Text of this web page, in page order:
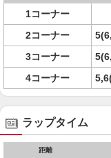
1コーナー
2コーナー
3コーナー
4コーナー
ラップタイム
距離